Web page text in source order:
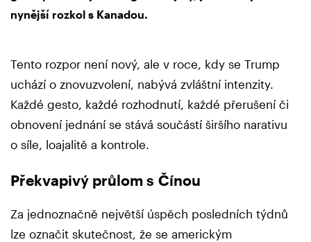
nynější rozkol s Kanadou.
Tento rozpor není nový, ale v roce, kdy se Trump
uchází o znovuzvolení, nabývá zvláštní intenzity.
Každé gesto, každé rozhodnutí, každé přerušení či
obnovení jednání se stává součástí širšího narativu
o síle, loajalitě a kontrole.
Překvapivý průlom s Čínou
Za jednoznačně největší úspěch posledních týdnů
lze označit skutečnost, že se americkým